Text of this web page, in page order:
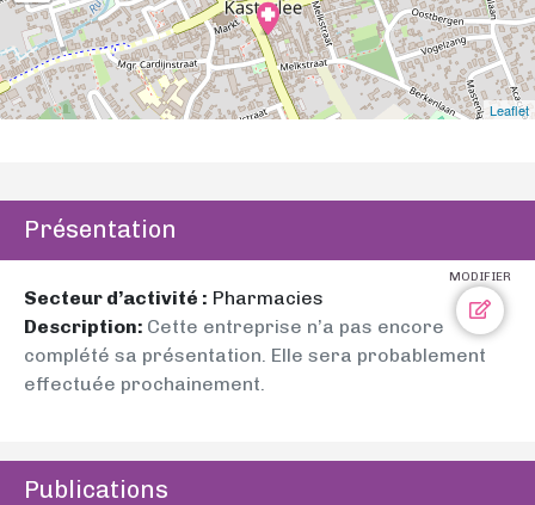
Leaflet
Présentation
MODIFIER
Secteur d’activité : Pharmacies
Description: Cette entreprise n’a pas encore
complété sa présentation. Elle sera probablement
effectuée prochainement.
Publications